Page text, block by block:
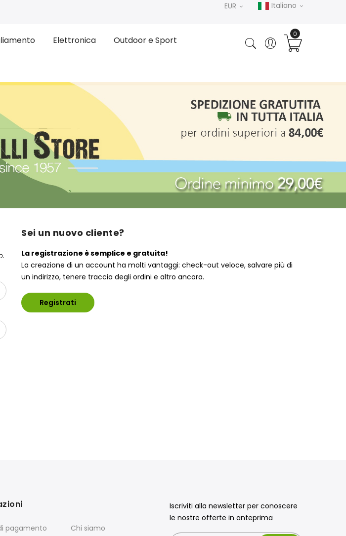
Italiano
EUR
Elettronica Outdoor e Sport
Sei un nuovo cliente?
La registrazione è semplice e gratuita!
La creazione di un account ha molti vantaggi: check-out veloce, salvare più di
un indirizzo, tenere traccia degli ordini e altro ancora.
Registrati
pagamento
Chi siamo
Iscriviti alla newsletter per conoscere
le nostre offerte in anteprima